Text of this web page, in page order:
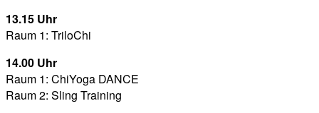
13.15 Uhr
Raum 1: TriloChi
14.00 Uhr
Raum 1: ChiYoga DANCE
Raum 2: Sling Training